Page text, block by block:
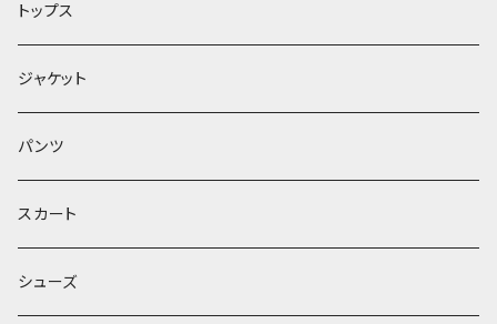
トップス
ジャケット
パンツ
スカート
シューズ